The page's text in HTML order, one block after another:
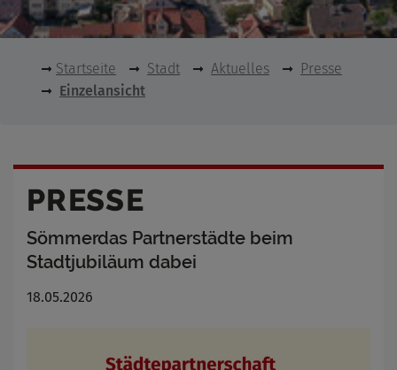
Startseite Stadt Aktuelles
Presse
Einzelansicht
PRESSE
Sömmerdas Partnerstädte beim
Stadtjubiläum dabei
18.05.2026